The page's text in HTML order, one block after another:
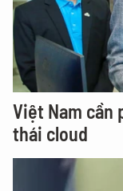
Việt Nam cần
thái cloud